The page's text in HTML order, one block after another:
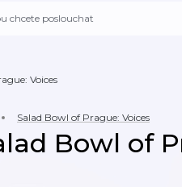
Voices
Salad Bowl of Prague: Voices
Bowl of